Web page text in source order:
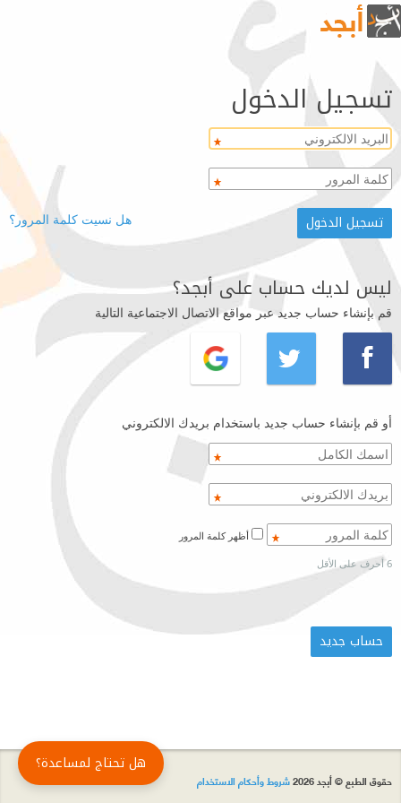
تسجيل الدخول
هل نسيت كلمة المرور؟
ليس لديك حساب على أبجد؟
قم بإنشاء حساب جديد عبر مواقع الاتصال الاجتماعية التالية
أو قم بإنشاء حساب جديد باستخدام بريدك الالكتروني
6 أحرف على الأقل
حقوق الطبع © أبجد 2026 شروط وأحكام الاستخدام
هل تحتاج لمساعدة؟